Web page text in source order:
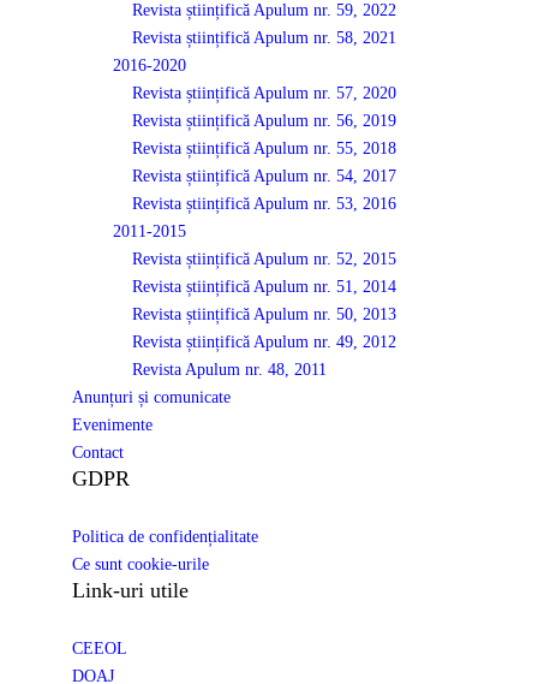
Revista științifică Apulum nr. 59, 2022
Revista științifică Apulum nr. 58, 2021
2016-2020
Revista științifică Apulum nr. 57, 2020
Revista științifică Apulum nr. 56, 2019
Revista științifică Apulum nr. 55, 2018
Revista științifică Apulum nr. 54, 2017
Revista științifică Apulum nr. 53, 2016
2011-2015
Revista științifică Apulum nr. 52, 2015
Revista științifică Apulum nr. 51, 2014
Revista științifică Apulum nr. 50, 2013
Revista științifică Apulum nr. 49, 2012
Revista Apulum nr. 48, 2011
Anunțuri și comunicate
Evenimente
Contact
GDPR
Politica de confidențialitate
Ce sunt cookie-urile
Link-uri utile
CEEOL
DOAJ